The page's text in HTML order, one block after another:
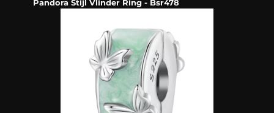
Pandora Stijl Vlinder Ring - Bsr478